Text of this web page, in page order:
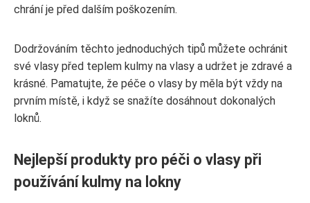
chrání je před dalším poškozením.
Dodržováním těchto jednoduchých tipů můžete ochránit
své vlasy před teplem kulmy na vlasy a udržet je zdravé a
krásné. Pamatujte, že péče o vlasy by měla být vždy na
prvním místě, i když se snažíte dosáhnout dokonalých
loknů.
Nejlepší produkty pro péči o vlasy při
používání kulmy na lokny